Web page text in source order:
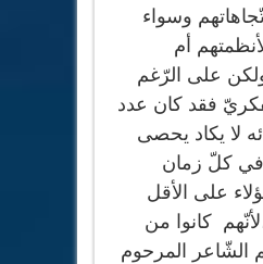
وسواء
أم
على الرّغم
فقد كان عدد
لا يكاد يحصى
في كلّ زمان
على الأقل
كانوا من
الشّاعر المرحوم